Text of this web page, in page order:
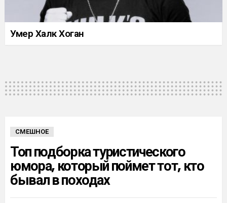
Умер Халк Хоган
СМЕШНОЕ
Топ подборка туристического
юмора, который поймет тот, кто
бывал в походах